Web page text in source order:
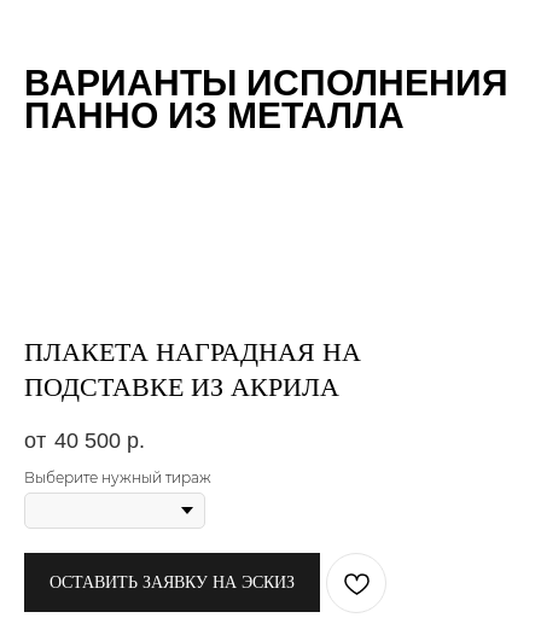
ВАРИАНТЫ ИСПОЛНЕНИЯ
ПАННО ИЗ МЕТАЛЛА
ПЛАКЕТА НАГРАДНАЯ НА
ПОДСТАВКЕ ИЗ АКРИЛА
40 500 р.
Выберите нужный тираж
ОСТАВИТЬ ЗАЯВКУ НА ЭСКИЗ